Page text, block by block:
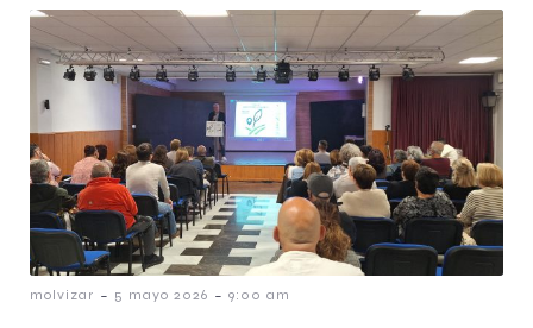
molvizar - 5 mayo 2026 - 9:00 am